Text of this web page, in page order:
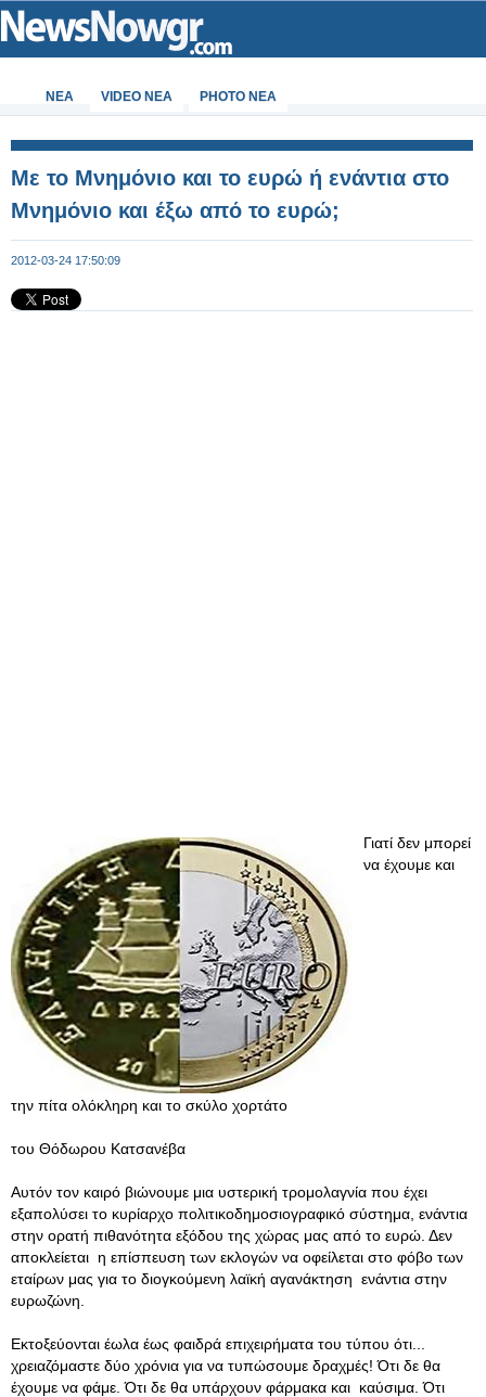
ΝΕΑ VIDEO NEA PHOTO NEA
Με το Μνημόνιο και το ευρώ ή ενάντια στο
Μνημόνιο και έξω από το ευρώ;
2012-03-24 17:50:09
Γιατί δεν μπορεί
να έχουμε και
την πίτα ολόκληρη και το σκύλο χορτάτο
του Θόδωρου Κατσανέβα
Αυτόν τον καιρό βιώνουμε μια υστερική τρομολαγνία που έχει
εξαπολύσει το κυρίαρχο πολιτικοδημοσιογραφικό σύστημα, ενάντια
στην ορατή πιθανότητα εξόδου της χώρας μας από το ευρώ. Δεν
αποκλείεται η επίσπευση των εκλογών να οφείλεται στο φόβο των
εταίρων μας για τo διογκούμενη λαϊκή αγανάκτηση ενάντια στην
ευρωζώνη.
Εκτοξεύονται έωλα έως φαιδρά επιχειρήματα του τύπου ότι...
χρειαζόμαστε δύο χρόνια για να τυπώσουμε δραχμές! Ότι δε θα
έχουμε να φάμε. Ότι δε θα υπάρχουν φάρμακα και καύσιμα. Ότι